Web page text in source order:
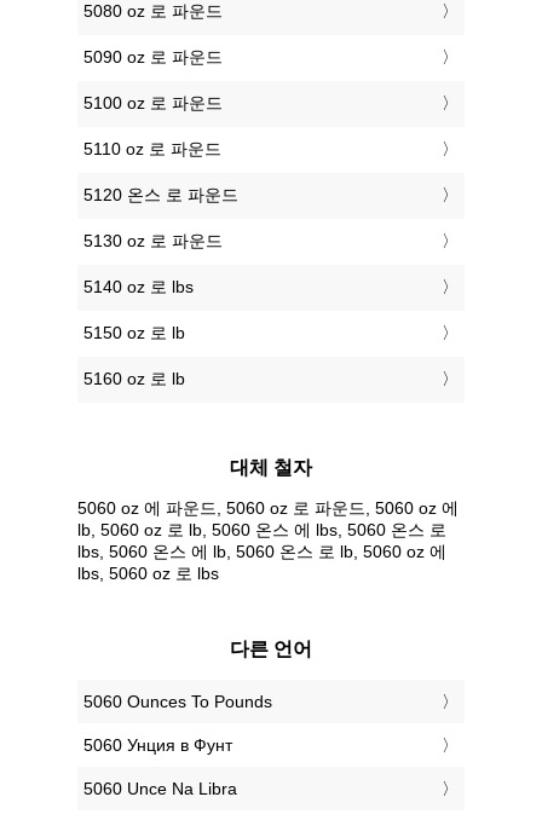
5080 oz 로 파운드
5090 oz 로 파운드
5100 oz 로 파운드
5110 oz 로 파운드
5120 온스 로 파운드
5130 oz 로 파운드
5140 oz 로 lbs
5150 oz 로 lb
5160 oz 로 lb
대체 철자
5060 oz 에 파운드, 5060 oz 로 파운드, 5060 oz 에
lb, 5060 oz 로 lb, 5060 온스 에 lbs, 5060 온스 로
lbs, 5060 온스 에 lb, 5060 온스 로 lb, 5060 oz 에
lbs, 5060 oz 로 lbs
다른 언어
‎5060 Ounces To Pounds
‎5060 Унция в Фунт
‎5060 Unce Na Libra